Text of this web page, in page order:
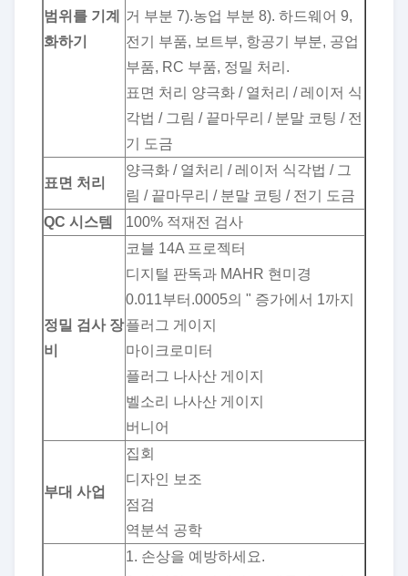
범위를 기계
화하기
거 부분 7).농업 부분 8). 하드웨어 9,
전기 부품, 보트부, 항공기 부분, 공업
부품, RC 부품, 정밀 처리.
표면 처리 양극화 / 열처리 / 레이저 식
각법 / 그림 / 끝마무리 / 분말 코팅 / 전
기 도금
표면 처리
양극화 / 열처리 / 레이저 식각법 / 그
림 / 끝마무리 / 분말 코팅 / 전기 도금
QC 시스템
100% 적재전 검사
정밀 검사 장
비
코블 14A 프로젝터
디지털 판독과 MAHR 현미경
0.011부터.0005의 " 증가에서 1까지
플러그 게이지
마이크로미터
플러그 나사산 게이지
벨소리 나사산 게이지
버니어
부대 사업
집회
디자인 보조
점검
역분석 공학
1. 손상을 예방하세요.